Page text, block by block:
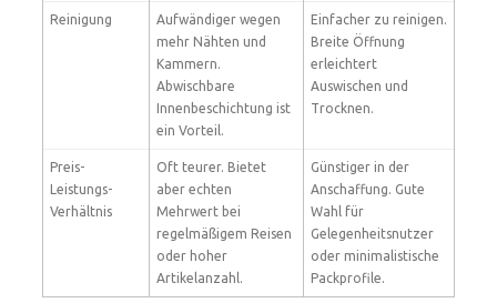
Reinigung
Aufwändiger wegen
mehr Nähten und
Kammern.
Abwischbare
Innenbeschichtung ist
ein Vorteil.
Einfacher zu reinigen.
Breite Öffnung
erleichtert
Auswischen und
Trocknen.
Preis-
Leistungs-
Verhältnis
Oft teurer. Bietet
aber echten
Mehrwert bei
regelmäßigem Reisen
oder hoher
Artikelanzahl.
Günstiger in der
Anschaffung. Gute
Wahl für
Gelegenheitsnutzer
oder minimalistische
Packprofile.